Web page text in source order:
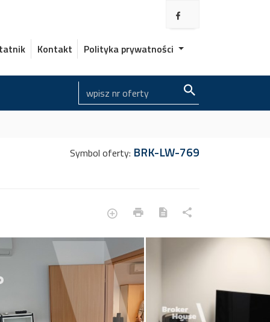
Kontakt Polityka prywatności
Symbol oferty: BRK-LW-769